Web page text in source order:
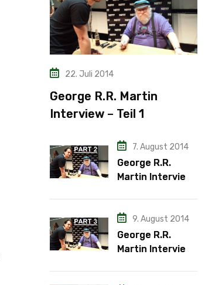
22. Juli 2014
George R.R. Martin
Interview – Teil 1
7. August 2014
George R.R.
Martin Interview
9. August 2014
George R.R.
Martin Interview